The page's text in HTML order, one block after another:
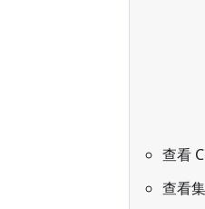
查看
查看